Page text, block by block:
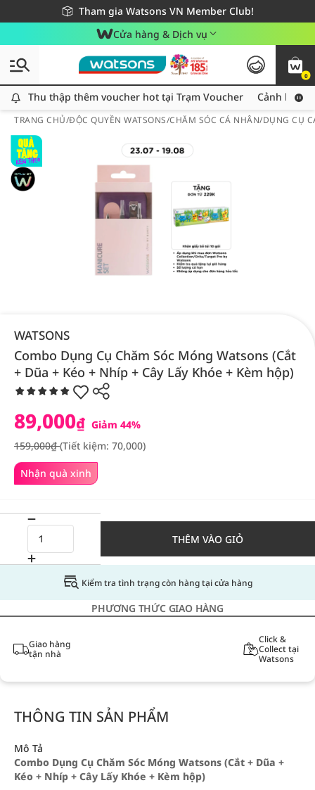
Tham gia Watsons VN Member Club!
Miễn phí giao hàng cho đơn hàng từ 249,000Đ
Giao hàng nhanh 24h - Áp dụng khu vực TP. Hồ Chí Minh
Cửa hàng & Dịch vụ
0
Thu thập thêm voucher hot tại Trạm Voucher
Thu thập thêm voucher hot tại Trạm Voucher Cảnh báo
TRANG CHỦ/ĐỘC QUYỀN WATSONS/CHĂM SÓC CÁ NHÂN/DỤNG CỤ
WATSONS
Combo Dụng Cụ Chăm Sóc Móng Watsons (Cắt
+ Dũa + Kéo + Nhíp + Cây Lấy Khóe + Kèm hộp)
Nhận quà xinh
89,000₫ Giảm 44%
159,000₫(Tiết kiệm: 70,000)
THÊM VÀO GIỎ
Kiểm tra tình trạng còn hàng tại cửa hàng
PHƯƠNG THỨC GIAO HÀNG
Giao hàng
tận nhà
Click &
Collect tại
Watsons
THÔNG TIN SẢN PHẨM
Mô Tả
Combo Dụng Cụ Chăm Sóc Móng Watsons (Cắt + Dũa +
Kéo + Nhíp + Cây Lấy Khóe + Kèm hộp)